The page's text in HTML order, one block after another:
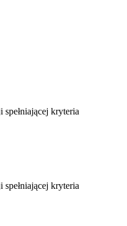
kryteria
kryteria